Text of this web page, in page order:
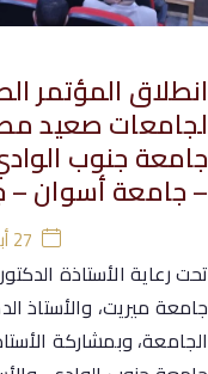
انطلاق المؤتمر
جامعة جنوب
– جامعة أسوان –
27 أبريل، 2025
تحت رعاية الأستاذة
جامعة ميريت، والأستاذ
الجامعة، وبمشاركة